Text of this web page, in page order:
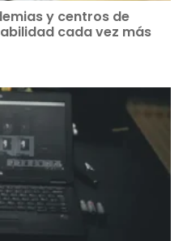
y centros de
cada vez más